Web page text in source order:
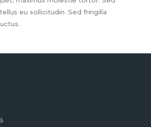
eu sollicitudin. Sed fringilla